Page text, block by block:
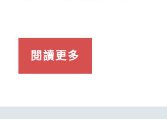
閱讀更多